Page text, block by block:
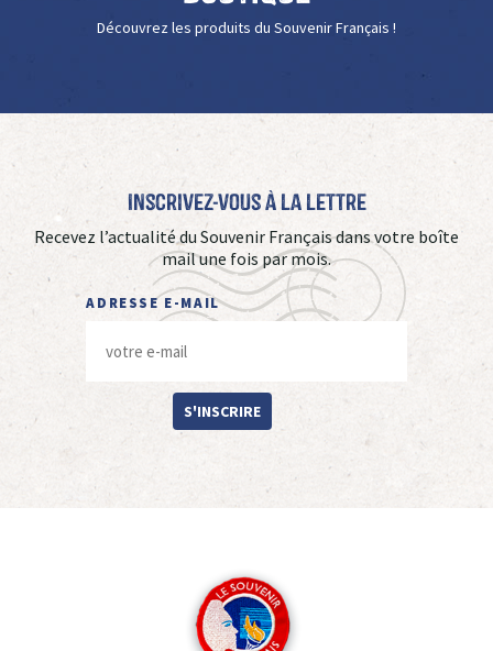
Découvrez les produits du Souvenir Français !
Inscrivez-vous à La Lettre
Recevez l’actualité du Souvenir Français dans votre boîte
mail une fois par mois.
ADRESSE E-MAIL
S'INSCRIRE